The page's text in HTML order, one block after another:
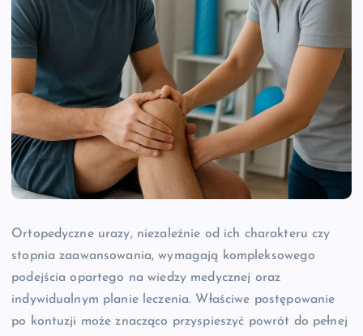
Ortopedyczne urazy, niezależnie od ich charakteru czy
stopnia zaawansowania, wymagają kompleksowego
podejścia opartego na wiedzy medycznej oraz
indywidualnym planie leczenia. Właściwe postępowanie
po kontuzji może znacząco przyspieszyć powrót do pełnej